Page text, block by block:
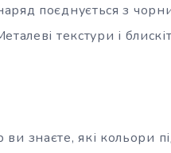
поєднується з
текстури і
знаєте, які кольори